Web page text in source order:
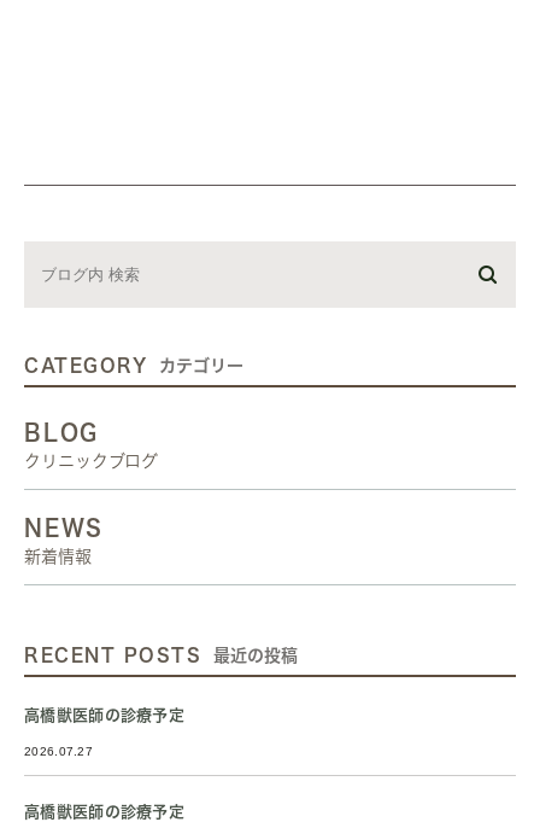
CATEGORY カテゴリー
BLOG
クリニックブログ
NEWS
新着情報
RECENT POSTS 最近の投稿
高橋獣医師の診療予定
2026.07.27
高橋獣医師の診療予定